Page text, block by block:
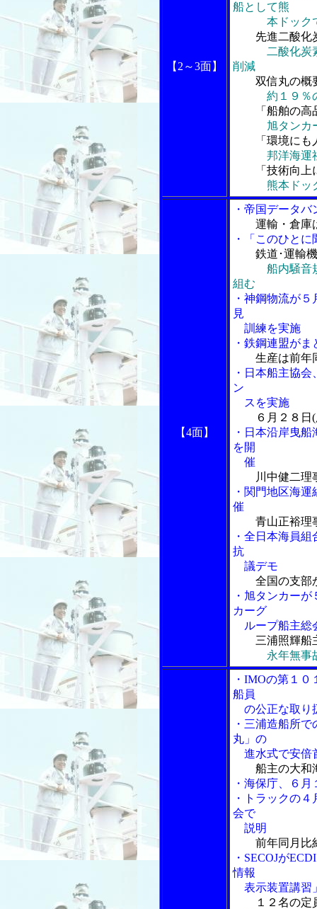
【2～3面】
船として熊
本ドック
先進二酸化
二酸化炭
削減
双信丸の概
約１９％
「船舶の
旭タン
「環境に
邦洋海
「技術向
熊本ド
【4面】
・帝国データ
運輸・倉庫
・「このひとに
鉄道･運輸
船内騒音
組む
・神鋼物流が
見
訓練を実施
・鉄鋼連盟が
生産は前年
・日本船主協
ン
スを実施
６月２８日
・日本沿岸曳
を開
催
川中健二理
・関門地区海
催
青山正裕理
・全日本海員
抗
議デモ
全国の支部
・旭タンカー
カーグ
ループ船主総
三浦照輝船
永年無事
・IMOの第１
船員
の公正な取り
・三浦造船所
丸」の
進水式で安倍
船主の大和
・海保庁、６
・トラックの
会で
説明
前年同月比
・SECOJが
情報
表示装置講習
１２名の